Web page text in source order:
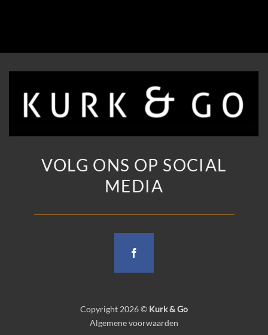
VOLG ONS OP SOCIAL
MEDIA
Copyright 2026 © Kurk & Go
Algemene voorwaarden